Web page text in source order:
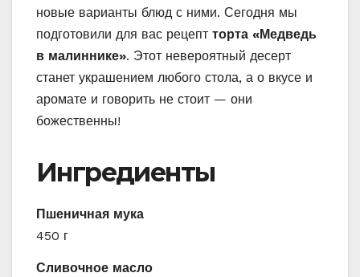
новые варианты блюд с ними. Сегодня мы
подготовили для вас рецепт торта «Медведь
в малиннике». Этот невероятный десерт
станет украшением любого стола, а о вкусе и
аромате и говорить не стоит — они
божественны!
Ингредиенты
Пшеничная мука
450 г
Сливочное масло